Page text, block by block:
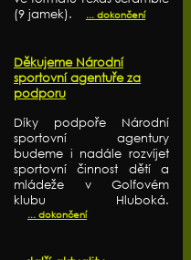
(9 jamek).
... dokončení
Děkujeme Národní
sportovní agentuře za
podporu
Díky podpoře Národní
sportovní agentury
budeme i nadále rozvíjet
sportovní činnost dětí a
mládeže v Golfovém
klubu Hluboká.
... dokončení